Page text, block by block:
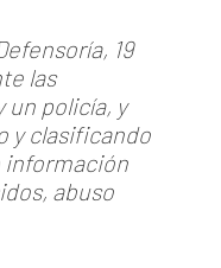
19
las
un policía, y
y clasificando
información
abuso